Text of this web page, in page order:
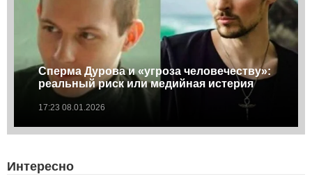
Сперма Дурова и «угроза человечеству»:
реальный риск или медийная истерия
17:23 08.01.2026
Интересно